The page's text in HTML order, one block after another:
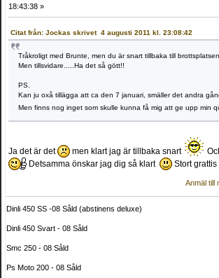
18:43:38 »
Citat från: Jockas skrivet 4 augusti 2011 kl. 23:08:42
Tråkroligt med Brunte, men du är snart tillbaka till
Men tillsvidare.....Ha det så gött!!
PS.
Kan ju oxå tillägga att ca den 7 januari, smäller det andra
Men finns nog inget som skulle kunna få mig att ge upp min
Ja det är det men klart jag är tillbaka snart
Detsamma önskar jag dig så klart
Stort
Anmäl till
Dinli 450 SS -08 Såld (abstinens deluxe)
Dinli 450 Svart - 08 Såld
Smc 250 - 08 Såld
Ps Moto 200 - 08 Såld